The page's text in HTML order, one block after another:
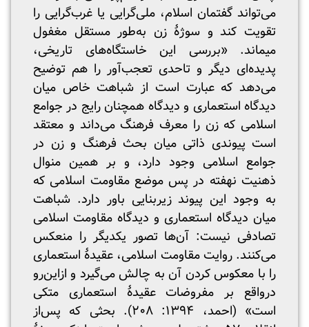
می‌تواند گفتمان اسلام، ملی‌گرایی یا غرب‌گرایی را
تقویت کند و سوژۀ زن به‌طور مستقل مغفول
می‎ماند. «بررسی این خاستگاه‌های تاریخی،
پدیده‌ای دیگر و تاحدی تعجب‌آور را هم توضیح
می‌دهد که عبارت است از شباهت خاص میان
دیدگاه استعماری و دیدگاه همچنان رایج در جوامع
اسلامی که زن را معرف فرهنگ می‌داند و معتقد
است پیوندی ذاتی میان بحث فرهنگ و زن در
جوامع اسلامی وجود دارد، و بر همین منوال
ذهنیت نهفته در پس موضع مقاومت اسلامی که
به وجود این پیوند زیربنایی باور دارد. شباهت
میان دیدگاه استعماری و دیدگاه مقاومت اسلامی
تصادفی نیست: آن‌ها تصور یکدیگر را منعکس
می‌کنند. روایت مقاومت اسلامی، عقیدۀ استعماری
را با معکوس کردن آن به چالش می‌گیرد و ازاین‌رو
درواقع بر مفروضات عقیدۀ استعماری متکی
است» (احمد، ۱۳۹۴: ۲۰۸). بحثی که پس‌از